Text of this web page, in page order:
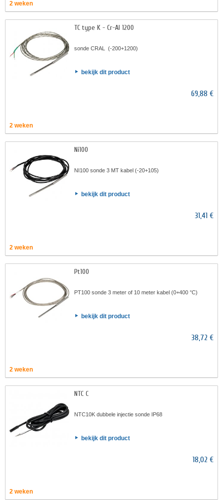
2 weken
TC type K - Cr-AI 1200
sonde CRAL (-200+1200)
bekijk dit product
69,88 €
2 weken
Ni100
NI100 sonde 3 MT kabel (-20+105)
bekijk dit product
31,41 €
2 weken
Pt100
PT100 sonde 3 meter of 10 meter kabel (0+400 °C)
bekijk dit product
38,72 €
2 weken
NTC C
NTC10K dubbele injectie sonde IP68
bekijk dit product
18,02 €
2 weken